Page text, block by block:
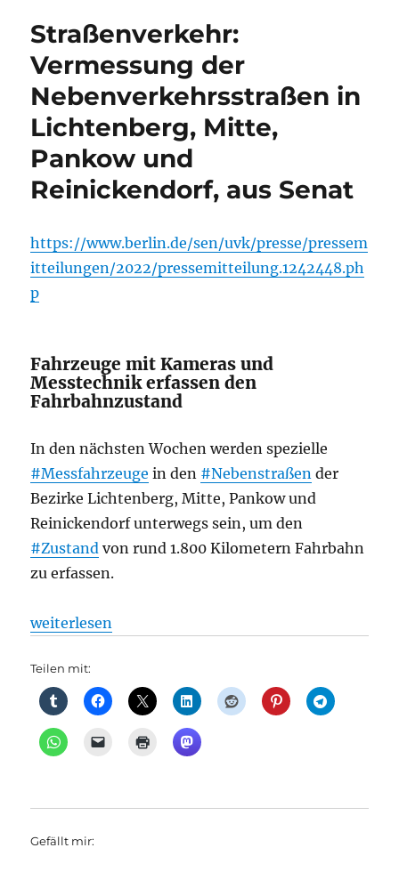
Straßenverkehr:
Vermessung der
Nebenverkehrsstraßen in
Lichtenberg, Mitte,
Pankow und
Reinickendorf, aus Senat
https://www.berlin.de/sen/uvk/presse/pressem
itteilungen/2022/pressemitteilung.1242448.ph
p
Fahrzeuge mit Kameras und
Messtechnik erfassen den
Fahrbahnzustand
In den nächsten Wochen werden spezielle
#Messfahrzeuge in den #Nebenstraßen der
Bezirke Lichtenberg, Mitte, Pankow und
Reinickendorf unterwegs sein, um den
#Zustand von rund 1.800 Kilometern Fahrbahn
zu erfassen.
„Straßenverkehr: Vermessung der
weiterlesen
Teilen mit:
Gefällt mir: